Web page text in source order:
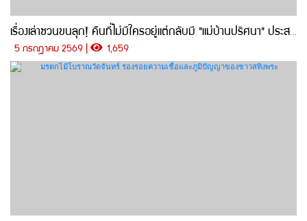
เรื่องเล่าชวนขนลุก! คืนที่ไม่มีใครอยู่แต่กลับมี "แม่บ้านปริศนา" ประสบการณ์สุดหลอนใต้ตึกวจก.ราชภัฎสงขลา
5 กรกฎาคม 2569 | 1,659